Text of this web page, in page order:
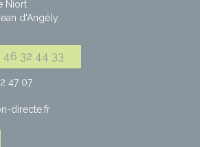
Niort
d'Angély
46 32 44 33
47 07
directe.fr